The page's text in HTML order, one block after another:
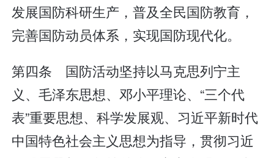
发展国防科研生产，普及全民国防教育，
完善国防动员体系，实现国防现代化。
第四条 国防活动坚持以马克思列宁主
义、毛泽东思想、邓小平理论、“三个代
表”重要思想、科学发展观、习近平新时代
中国特色社会主义思想为指导，贯彻习近